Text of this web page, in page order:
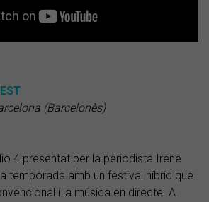
(Barcelonès)
4 presentat per la periodista Irene
temporada amb un festival híbrid que
i la música en directe. A